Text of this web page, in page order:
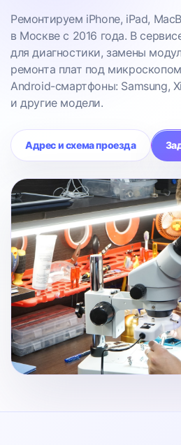
Ремонтируем iPhone, iPad,
в Москве с 2016 года. В
для диагностики, замены
ремонта плат под
Android-смартфоны: Samsung,
и другие модели.
Адрес и схема проезда